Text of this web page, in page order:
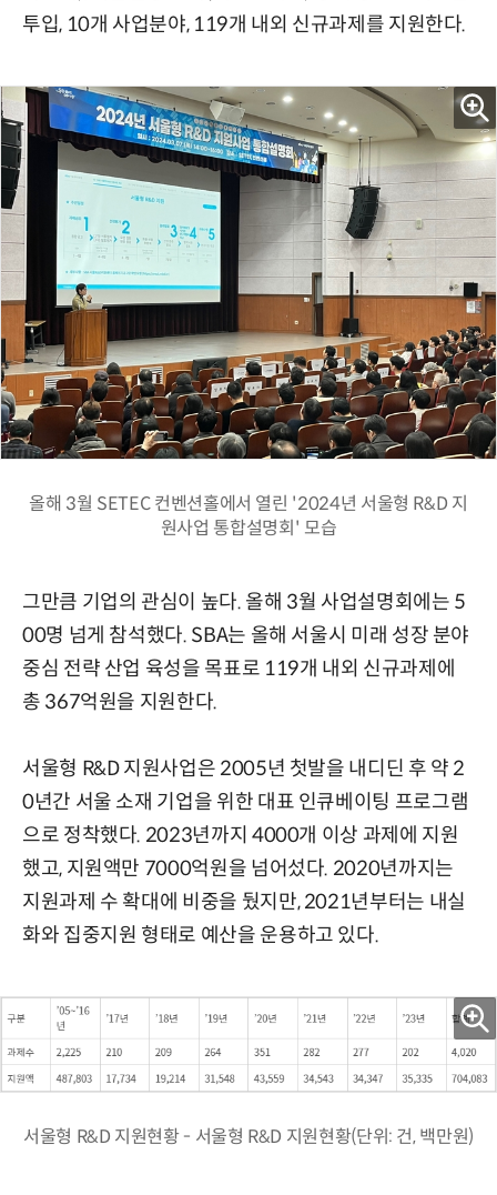
투입, 10개 사업분야, 119개 내외 신규과제를 지원한다.
올해 3월 SETEC 컨벤션홀에서 열린 '2024년 서울형 R&D 지
원사업 통합설명회' 모습
그만큼 기업의 관심이 높다. 올해 3월 사업설명회에는 5
00명 넘게 참석했다. SBA는 올해 서울시 미래 성장 분야
중심 전략 산업 육성을 목표로 119개 내외 신규과제에
총 367억원을 지원한다.
서울형 R&D 지원사업은 2005년 첫발을 내디딘 후 약 2
0년간 서울 소재 기업을 위한 대표 인큐베이팅 프로그램
으로 정착했다. 2023년까지 4000개 이상 과제에 지원
했고, 지원액만 7000억원을 넘어섰다. 2020년까지는
지원과제 수 확대에 비중을 뒀지만, 2021년부터는 내실
화와 집중지원 형태로 예산을 운용하고 있다.
서울형 R&D 지원현황 - 서울형 R&D 지원현황(단위: 건, 백만원)